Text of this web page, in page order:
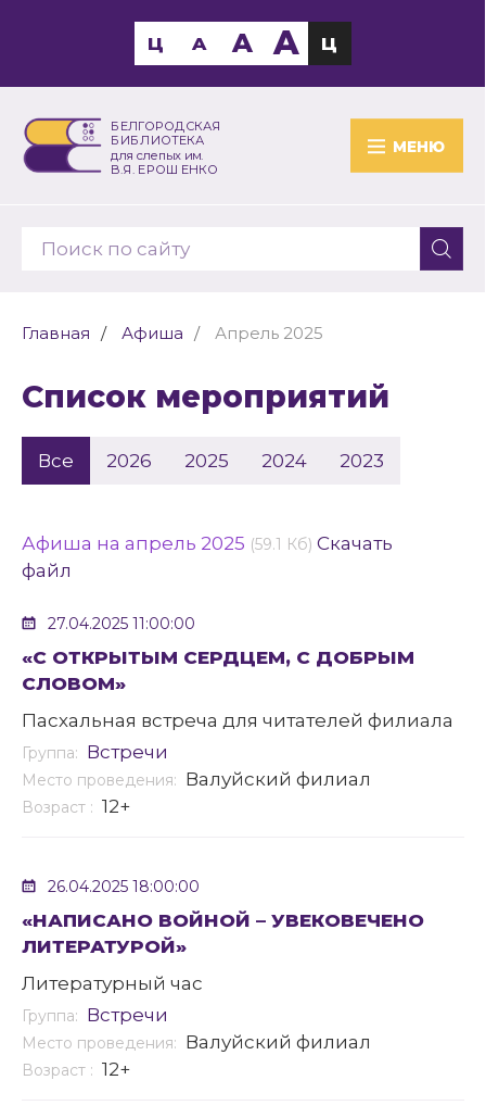
БЕЛГОРОДСКАЯ
БИБЛИОТЕКА
для слепых им.
В.Я. ЕРОШЕНКО
МЕНЮ
Ц A A A Ц
Главная Афиша Апрель 2025
Список мероприятий
Все 2026 2025 2024 2023
Афиша на апрель 2025 (59.1 Кб) Скачать
файл
27.04.2025 11:00:00
«С ОТКРЫТЫМ СЕРДЦЕМ, С ДОБРЫМ
СЛОВОМ»
Пасхальная встреча для читателей филиала
Группа: Встречи
Место проведения: Валуйский филиал
Возраст : 12+
26.04.2025 18:00:00
«НАПИСАНО ВОЙНОЙ – УВЕКОВЕЧЕНО
ЛИТЕРАТУРОЙ»
Литературный час
Группа: Встречи
Место проведения: Валуйский филиал
Возраст : 12+